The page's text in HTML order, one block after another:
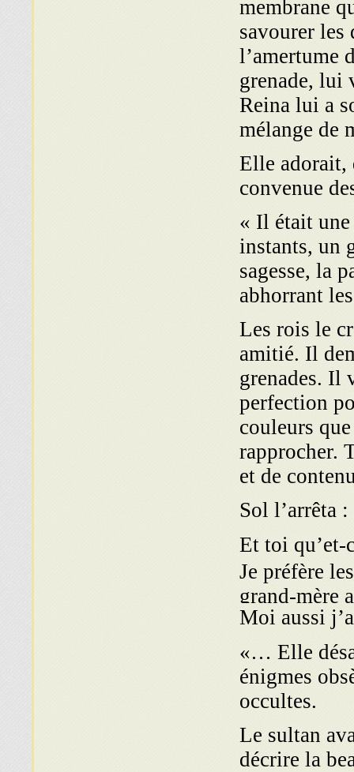
membrane
savourer les
l’amertume
grenade, lui
Reina lui a
mélange de
Elle adorait,
convenue
« Il était une
instants, un
sagesse, la
abhorrant
Les rois le
amitié. Il
grenades. Il
perfection
couleurs
rapprocher.
et de
Sol l’arrêta :
Et toi qu’et-
Je préfère
grand-mère
Moi aussi
«… Elle
énigmes
occultes.
Le sultan
décrire la